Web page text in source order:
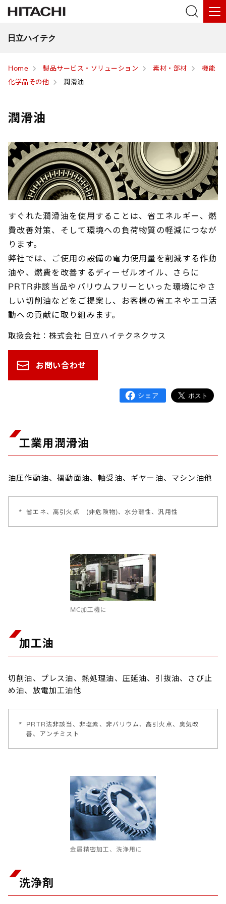
日立ハイテク
Home 製品サービス・ソリューション 素材・部材
機能
化学品その他
潤滑油
潤滑油
すぐれた潤滑油を使用することは、省エネルギー、燃
費改善対策、そして環境への負荷物質の軽減につなが
ります。
弊社では、ご使用の設備の電力使用量を削減する作動
油や、燃費を改善するディーゼルオイル、さらに
PRTR非該当品やバリウムフリーといった環境にやさ
しい切削油などをご提案し、お客様の省エネやエコ活
動への貢献に取り組みます。
取扱会社：株式会社 日立ハイテクネクサス
お問い合わせ
工業用潤滑油
油圧作動油、摺動面油、軸受油、ギヤー油、マシン油他
* 省エネ、高引火点 (非危険物)、水分離性、汎用性
MC加工機に
加工油
切削油、プレス油、熱処理油、圧延油、引抜油、さび止
め油、放電加工油他
*
PRTR法非該当、非塩素、非バリウム、高引火点、臭気改
善、アンチミスト
金属精密加工、洗浄用に
洗浄剤